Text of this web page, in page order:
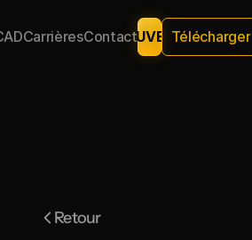
Retour
CarrièresContactNOUVEAUTélécharger